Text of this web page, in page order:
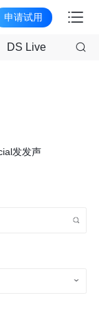
申请试用
DS Live
发发声